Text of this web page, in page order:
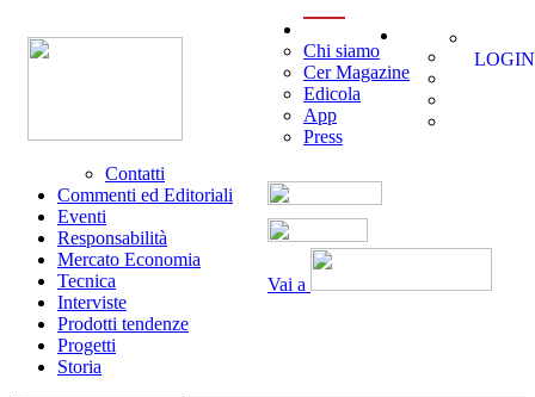
Vai a
Chi siamo
Cer Magazine
Edicola
App
Press
Contatti
Commenti ed Editoriali
Eventi
Responsabilità
Mercato Economia
Tecnica
Interviste
Prodotti tendenze
Progetti
Storia
LOGIN